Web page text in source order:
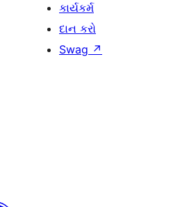
કાર્યકર્મ
દાન કરો
Swag ↗